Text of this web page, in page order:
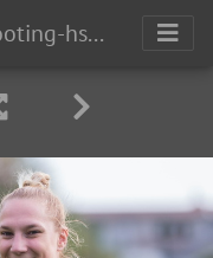
foto-shooting-hsg-dm-035